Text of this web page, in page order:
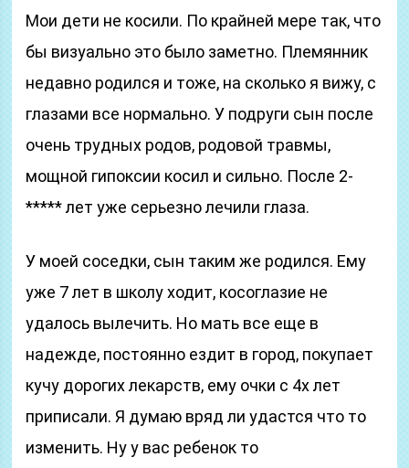
Мои дети не косили. По крайней мере так, что
бы визуально это было заметно. Племянник
недавно родился и тоже, на сколько я вижу, с
глазами все нормально. У подруги сын после
очень трудных родов, родовой травмы,
мощной гипоксии косил и сильно. После 2-
***** лет уже серьезно лечили глаза.
У моей соседки, сын таким же родился. Ему
уже 7 лет в школу ходит, косоглазие не
удалось вылечить. Но мать все еще в
надежде, постоянно ездит в город, покупает
кучу дорогих лекарств, ему очки с 4х лет
приписали. Я думаю вряд ли удастся что то
изменить. Ну у вас ребенок то